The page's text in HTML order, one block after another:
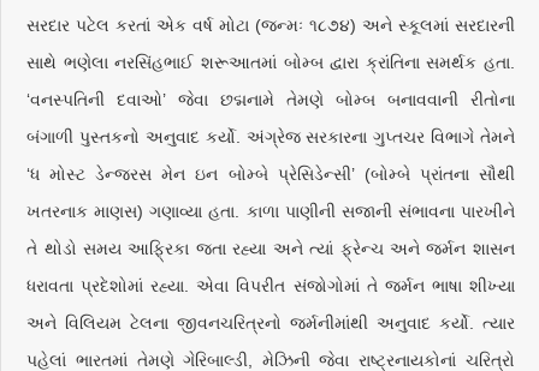
સરદાર પટેલ કરતાં એક વર્ષ મોટા (જન્મઃ ૧૮૭૪) અને સ્કૂલમાં સરદારની
સાથે ભણેલા નરસિંહભાઈ શરૂઆતમાં બોમ્બ દ્વારા ક્રાંતિના સમર્થક હતા.
‘વનસ્પતિની દવાઓ’ જેવા છદ્મનામે તેમણે બોમ્બ બનાવવાની રીતોના
બંગાળી પુસ્તકનો અનુવાદ કર્યો. અંગ્રેજ સરકારના ગુપ્તચર વિભાગે તેમને
‘ધ મોસ્ટ ડેન્જરસ મેન ઇન બોમ્બે પ્રેસિડેન્સી’ (બોમ્બે પ્રાંતના સૌથી
ખતરનાક માણસ) ગણાવ્યા હતા. કાળા પાણીની સજાની સંભાવના પારખીને
તે થોડો સમય આફ્રિકા જતા રહ્યા અને ત્યાં ફ્રેન્ચ અને જર્મન શાસન
ધરાવતા પ્રદેશોમાં રહ્યા. એવા વિપરીત સંજોગોમાં તે જર્મન ભાષા શીખ્યા
અને વિલિયમ ટેલના જીવનચરિત્રનો જર્મનીમાંથી અનુવાદ કર્યો. ત્યાર
પહેલાં ભારતમાં તેમણે ગેરિબાલ્ડી, મેઝિની જેવા રાષ્ટ્રનાયકોનાં ચરિત્રો